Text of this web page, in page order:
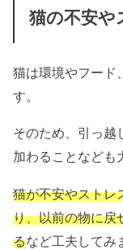
猫の不安や
猫は環境やフード
す。
そのため、引っ越
加わることなども
猫が不安やストレ
り、以前の物に戻
るなど工夫してみ